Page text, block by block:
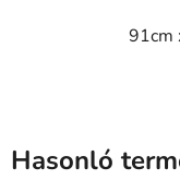
91cm
Hasonló